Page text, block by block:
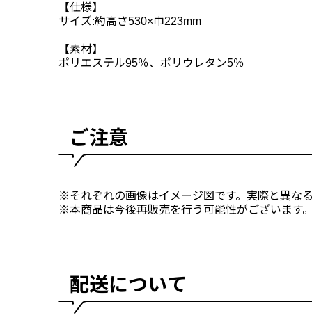
【仕様】
サイズ:約高さ530×巾223mm
【素材】
ポリエステル95％、ポリウレタン5％
ご注意
※それぞれの画像はイメージ図です。実際と異なる
※本商品は今後再販売を行う可能性がございます。
配送について